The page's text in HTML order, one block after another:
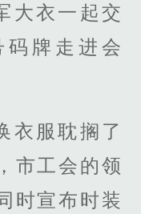
大衣一起交
牌走进会
衣服耽搁了
市工会的领
时宣布时装